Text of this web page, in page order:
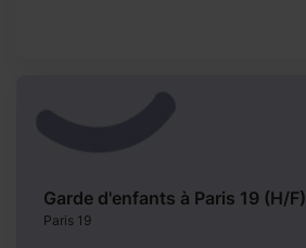
Garde d'enfants à Paris 19 (H/F)
Paris 19